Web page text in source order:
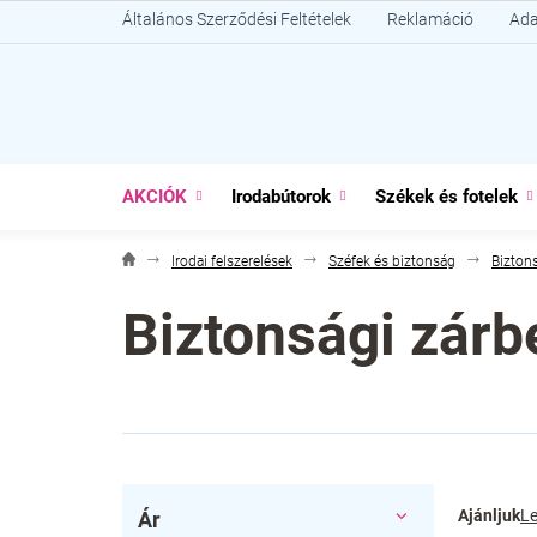
a
Általános Szerződési Feltételek Reklamáció
AKCIÓK Irodabútorok Székek és fotelek
Irodai felszerelések Széfek és biztonság
Biztonsági
Ár
e
Ajánljuk